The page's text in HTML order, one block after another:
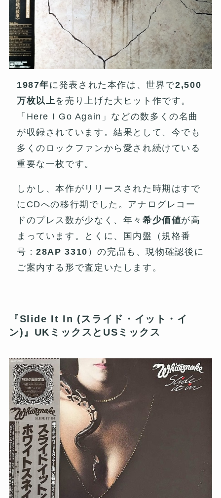
1987年に発表された本作は、世界で2,500
万枚以上 を売り上げた大ヒット作です。
「Here I Go Again」などの数多くの名曲
が収録されています。結果として、今でも
多くのロックファンから愛され続けている
重要な一枚です。
しかし、本作がリリースされた時期はすで
にCDへの移行期でした。アナログレコー
ドのプレス数が少なく、年々 希少価値が高
まっています。とくに、国内盤（規格番
号：28AP 3310 ）の完品も、現物確認後に
ご案内する形で査定いたします。
『Slide It In (スライド・イット・イ
ン)』UKミックスとUSミックス